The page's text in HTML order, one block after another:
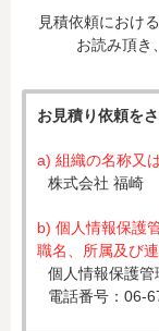
見積依頼におけ
お読み頂き
お見積り依頼を
a) 組織の名称又
株式会社 福崎
b) 個人情報保護
職名、所属及び
個人情報保護
電話番号：06-